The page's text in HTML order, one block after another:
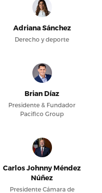
Adriana Sánchez
Derecho y deporte
Brian Díaz
Presidente & Fundador
Pacifico Group
Carlos Johnny Méndez
Núñez
Presidente Cámara de